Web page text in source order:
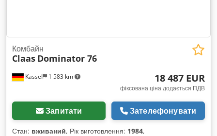
Kassel 1 583 km
Комбайн
Claas Dominator 76
18 487 EUR
фіксована ціна додається ПДВ
Запитати Зателефонувати
Стан: вживаний, Рік виготовлення: 1984,